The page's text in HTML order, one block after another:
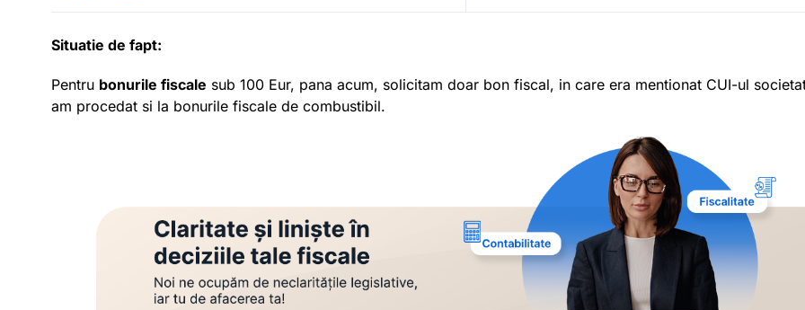
Situatie de fapt:
Pentru bonurile fiscale sub 100 Eur, pana acum, solicitam doar bon fiscal, in care era mentionat CUI-ul
am procedat si la bonurile fiscale de combustibil.